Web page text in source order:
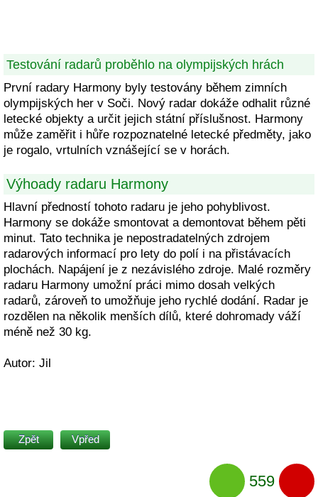
Testování radarů proběhlo na olympijských hrách
První radary Harmony byly testovány během zimních
olympijských her v Soči. Nový radar dokáže odhalit různé
letecké objekty a určit jejich státní příslušnost. Harmony
může zaměřit i hůře rozpoznatelné letecké předměty, jako
je rogalo, vrtulních vznášející se v horách.
Výhoady radaru Harmony
Hlavní předností tohoto radaru je jeho pohyblivost.
Harmony se dokáže smontovat a demontovat během pěti
minut. Tato technika je nepostradatelných zdrojem
radarových informací pro lety do polí i na přistávacích
plochách. Napájení je z nezávislého zdroje. Malé rozměry
radaru Harmony umožní práci mimo dosah velkých
radarů, zároveň to umožňuje jeho rychlé dodání. Radar je
rozdělen na několik menších dílů, které dohromady váží
méně než 30 kg.
Autor: Jil
Zpět Vpřed
559